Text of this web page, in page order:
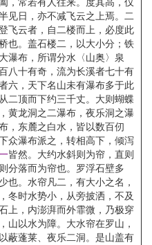
见日，亦不减飞云之上焉。二
飞云者，自二楼而上，必度此
也。盖石楼二，以大小分；铁
大瀑布，所谓分水〈山奥〉泉
八十有奇，流为长溪者七十有
六，天下名山未有瀑布多于此
二顶而下约三千丈。大则蝴蝶
黄龙洞之二瀑布，夜乐洞之瀑
，东麓之白水，皆以数百仞
众瀑布派之，转相高下，倾泻
皆然。大约水斜则为帘，直则
分落而为帘也。罗浮石壁多
也。水帘凡二，有大小之名，
冬时水势小，从旁披洒，不及
上，内澎湃而外霏微，乃极穿
山以水为障。大水帘在罗山，
蔽蓬莱、夜乐二洞。是山盖有